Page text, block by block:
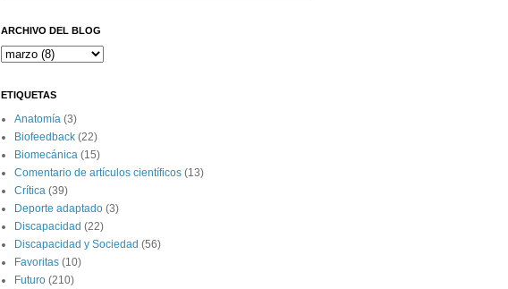
ARCHIVO DEL BLOG
ETIQUETAS
Anatomía (3)
Biofeedback (22)
Biomecánica (15)
Comentario de artículos científicos (13)
Crítica (39)
Deporte adaptado (3)
Discapacidad (22)
Discapacidad y Sociedad (56)
Favoritas (10)
Futuro (210)